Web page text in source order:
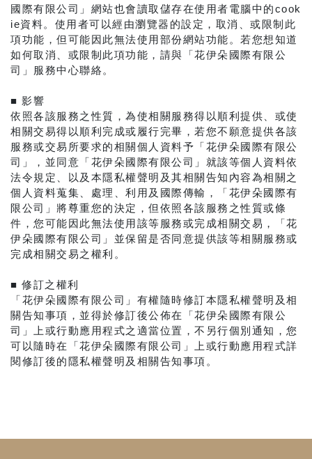
國際有限公司」網站也會讀取儲存在使用者電腦中的cook
ie資料。使用者可以經由瀏覽器的設定，取消、或限制此
項功能，但可能因此無法使用部份網站功能。若您想知道
如何取消、或限制此項功能，請與「花伊朵國際有限公
司」服務中心聯絡。
■ 影響
依照各該服務之性質，為使相關服務得以順利提供、或使
相關交易得以順利完成或履行完畢，若您不願意提供各該
服務或交易所要求的相關個人資料予「花伊朵國際有限公
司」，並同意「花伊朵國際有限公司」就該等個人資料依
法令規定、以及本隱私權聲明及其相關告知內容為相關之
個人資料蒐集、處理、利用及國際傳輸，「花伊朵國際有
限公司」將尊重您的決定，但依照各該服務之性質或條
件，您可能因此無法使用該等服務或完成相關交易，「花
伊朵國際有限公司」並保留是否同意提供該等相關服務或
完成相關交易之權利。
■ 修訂之權利
「花伊朵國際有限公司」有權隨時修訂本隱私權聲明及相
關告知事項，並得於修訂後公佈在「花伊朵國際有限公
司」上或行動應用程式之適當位置，不另行個別通知，您
可以隨時在「花伊朵國際有限公司」上或行動應用程式詳
閱修訂後的隱私權聲明及相關告知事項。